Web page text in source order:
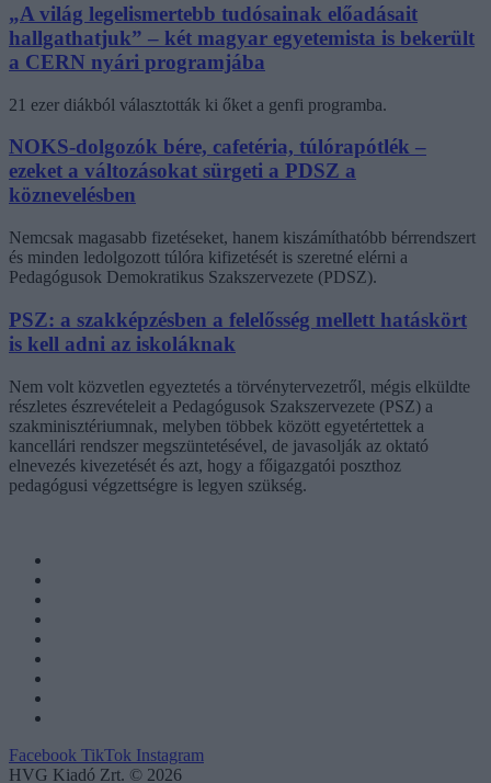
„A világ legelismertebb tudósainak előadásait
hallgathatjuk” – két magyar egyetemista is bekerült
a CERN nyári programjába
21 ezer diákból választották ki őket a genfi programba.
NOKS-dolgozók bére, cafetéria, túlórapótlék –
ezeket a változásokat sürgeti a PDSZ a
köznevelésben
Nemcsak magasabb fizetéseket, hanem kiszámíthatóbb bérrendszert
és minden ledolgozott túlóra kifizetését is szeretné elérni a
Pedagógusok Demokratikus Szakszervezete (PDSZ).
PSZ: a szakképzésben a felelősség mellett hatáskört
is kell adni az iskoláknak
Nem volt közvetlen egyeztetés a törvénytervezetről, mégis elküldte
részletes észrevételeit a Pedagógusok Szakszervezete (PSZ) a
szakminisztériumnak, melyben többek között egyetértettek a
kancellári rendszer megszüntetésével, de javasolják az oktató
elnevezés kivezetését és azt, hogy a főigazgatói poszthoz
pedagógusi végzettségre is legyen szükség.
Facebook TikTok Instagram
HVG Kiadó Zrt. © 2026